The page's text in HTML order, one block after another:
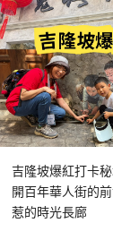
吉隆坡爆紅打卡
開百年華人街的
惹的時光長廊